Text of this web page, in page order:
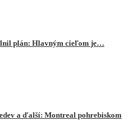
plán: Hlavným cieľom je…
a ďalší: Montreal pohrebiskom